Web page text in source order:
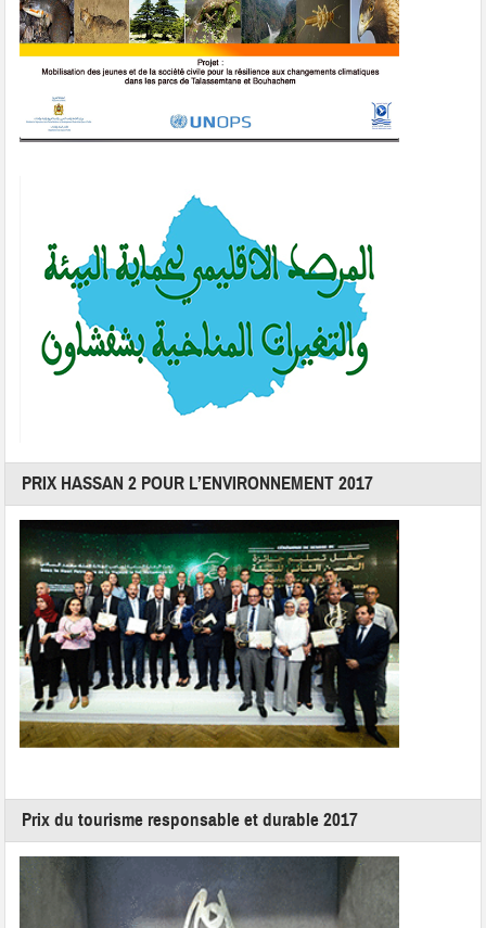
PRIX HASSAN 2 POUR L’ENVIRONNEMENT 2017
Prix du tourisme responsable et durable 2017